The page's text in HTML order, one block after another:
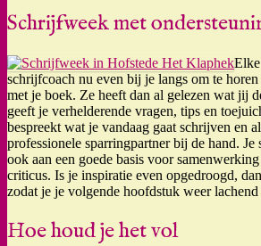
Schrijfweek met
schrijfcoach nu even bij je langs om te
met je boek. Ze heeft dan al gelezen wat jij
geeft je verhelderende vragen, tips en
bespreekt wat je vandaag gaat schrijven en
professionele sparringpartner bij de hand.
ook aan een goede basis voor
criticus. Is je inspiratie even opgedroogd,
zodat je je volgende hoofdstuk weer lachend
Hoe houd je het vol